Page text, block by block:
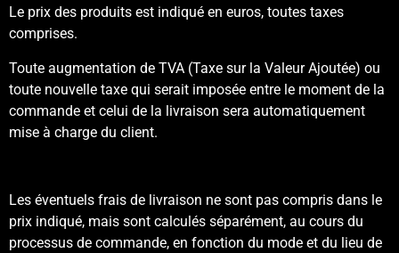
Le prix des produits est indiqué en euros, toutes taxes
comprises.
Toute augmentation de TVA (Taxe sur la Valeur Ajoutée) ou
toute nouvelle taxe qui serait imposée entre le moment de la
commande et celui de la livraison sera automatiquement
mise à charge du client.
Les éventuels frais de livraison ne sont pas compris dans le
prix indiqué, mais sont calculés séparément, au cours du
processus de commande, en fonction du mode et du lieu de